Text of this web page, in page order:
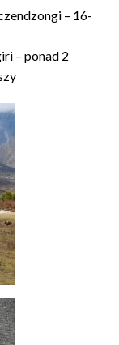
– 16-
– ponad 2